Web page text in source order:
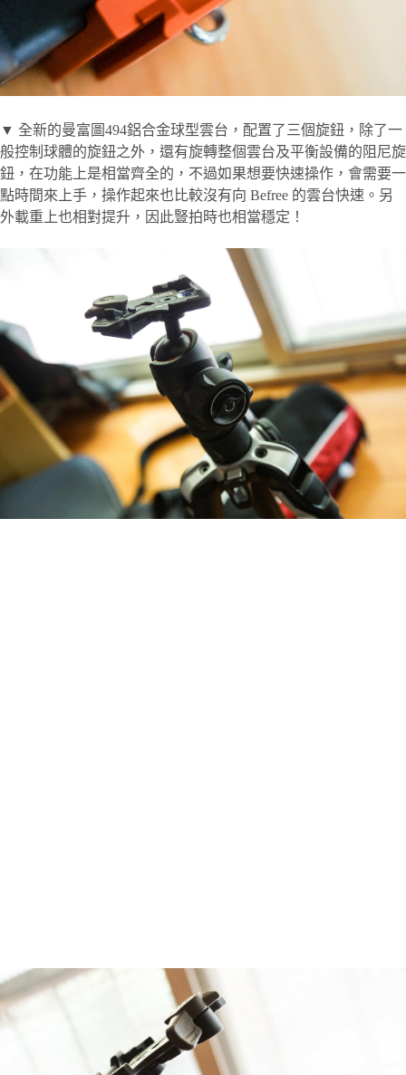
▼ 全新的曼富圖494鋁合金球型雲台，配置了三個旋鈕，除了一
般控制球體的旋鈕之外，還有旋轉整個雲台及平衡設備的阻尼旋
鈕，在功能上是相當齊全的，不過如果想要快速操作，會需要一
點時間來上手，操作起來也比較沒有向 Befree 的雲台快速。另
外載重上也相對提升，因此豎拍時也相當穩定！